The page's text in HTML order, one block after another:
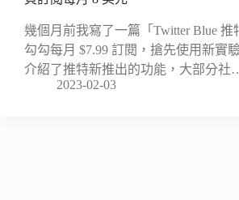
幾個月前我寫了一篇「Twitter Blue 推
勾勾每月 $7.99 訂閱，搶先使用新實
介紹了推特新推出的功能，大部分社
2023-02-03